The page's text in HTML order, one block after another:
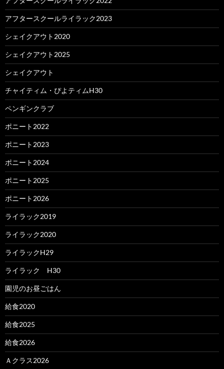
アフタースクールライラック2023
シェイクアウト2020
シェイクアウト2025
シェイクアウト
チャイティム・ぴよティムH30
ペンギンクラブ
ポニート2022
ポニート2023
ポニート2024
ポニート2025
ポニート2026
ライラック2019
ライラック2020
ライラックH29
ライラック H30
園児のお昼ごはん
給食2020
給食2025
給食2026
Ａクラス2026